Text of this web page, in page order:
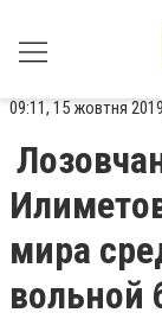
09:11, 15 жовтня
мира
вольной